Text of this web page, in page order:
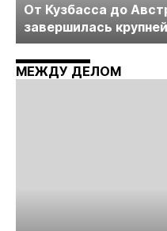
От Кузбасса до
завершилась
технологий «Недра
Майнинг»
МЕЖДУ ДЕЛОМ